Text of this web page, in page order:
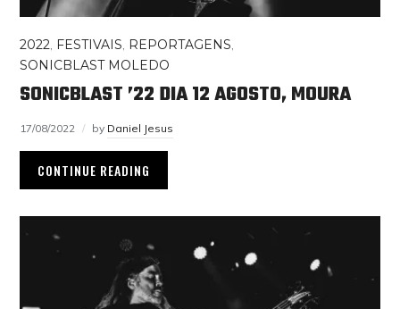
2022, FESTIVAIS, REPORTAGENS,
SONICBLAST MOLEDO
SONICBLAST ’22 DIA 12 AGOSTO, MOURA
17/08/2022 by Daniel Jesus
CONTINUE READING